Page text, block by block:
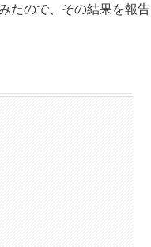
たので、その結果を報告